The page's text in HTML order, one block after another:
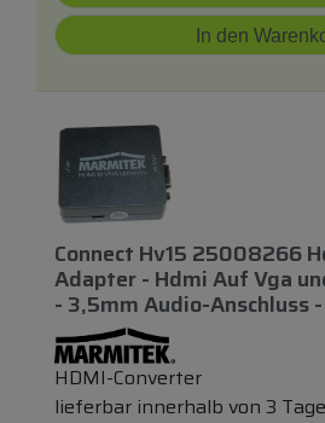
In den
Connect Hv15 25008266
Adapter - Hdmi Auf Vga
- 3,5mm Audio-Anschluss
HDMI-Converter
lieferbar innerhalb von 3